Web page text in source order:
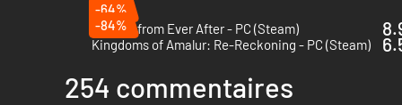
VASTE MONDE DE JEU RÉALISTE ET COHÉRENT
-64%
Escape from Ever After - PC (Steam)
-84%
Kingdoms of Amalur: Re-Reckoning - PC (Steam)
254 commentaires